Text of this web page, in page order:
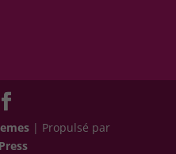
| Propulsé par